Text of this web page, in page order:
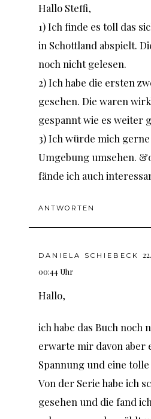
Hallo Steffi,
1) Ich finde es toll das
in Schottland abspielt.
noch nicht gelesen.
2) Ich habe die ersten
gesehen. Die waren
gespannt wie es weiter
3) Ich würde mich
Umgebung umsehen.
fände ich auch
ANTWORTEN
DANIELA SCHIEBECK
00:44 Uhr
Hallo,
ich habe das Buch noch
erwarte mir davon aber
Spannung und eine
Von der Serie habe ich
gesehen und die fand